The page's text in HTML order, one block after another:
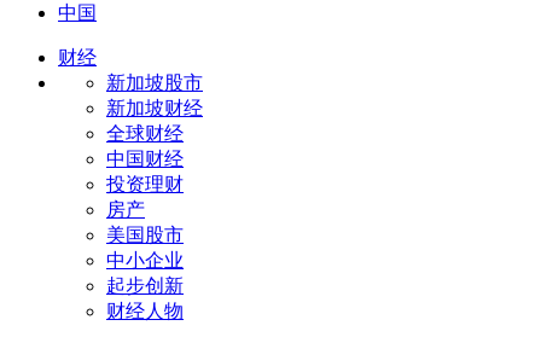
中国
财经
新加坡股市
新加坡财经
全球财经
中国财经
投资理财
房产
美国股市
中小企业
起步创新
财经人物